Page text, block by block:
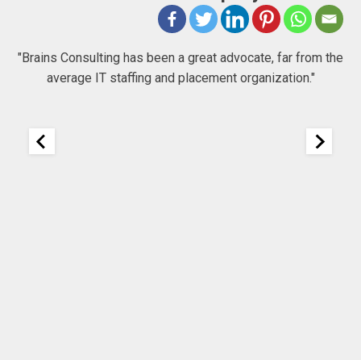
"Brains Consulting has been a great advocate, far from the
average IT staffing and placement organization."